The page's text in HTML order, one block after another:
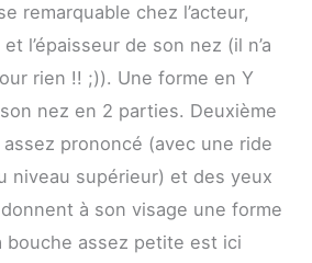
remarquable chez l’acteur,
l’épaisseur de son nez (il n’a
rien !! ;)). Une forme en Y
nez en 2 parties. Deuxième
prononcé (avec une ride
niveau supérieur) et des yeux
à son visage une forme
bouche assez petite est ici